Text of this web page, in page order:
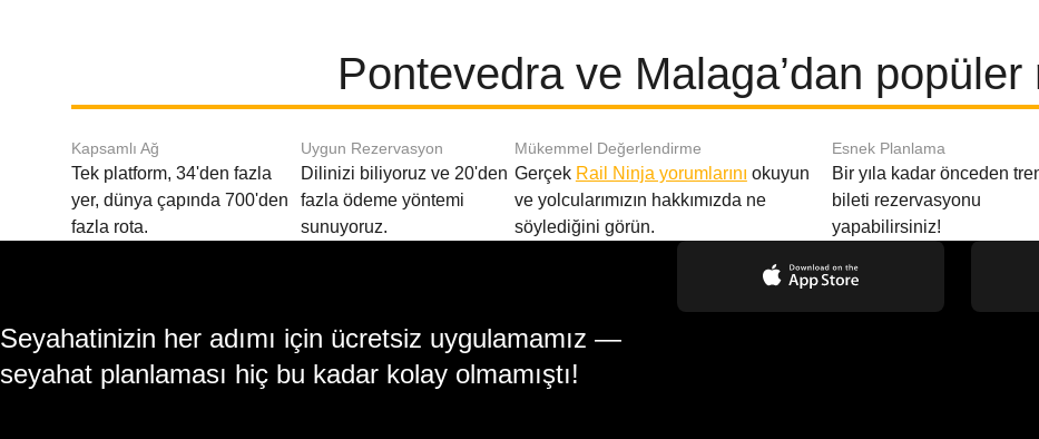
Pontevedra ve Malaga’dan popüler
Kapsamlı Ağ
Tek platform, 34'den fazla
yer, dünya çapında 700'den
fazla rota.
Uygun Rezervasyon
Dilinizi biliyoruz ve 20'den
fazla ödeme yöntemi
sunuyoruz.
Mükemmel Değerlendirme
Gerçek Rail Ninja yorumlarını okuyun
ve yolcularımızın hakkımızda ne
söylediğini görün.
Esnek Planlama
Bir yıla kadar önceden
bileti rezervasyonu
yapabilirsiniz!
Seyahatinizin her adımı için ücretsiz uygulamamız —
seyahat planlaması hiç bu kadar kolay olmamıştı!